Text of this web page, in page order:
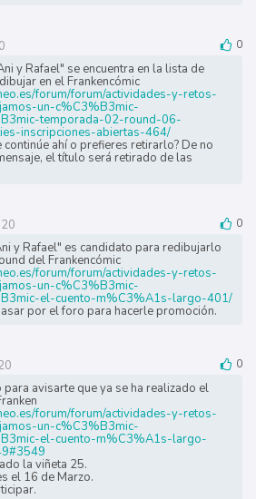
0
y Rafael" se encuentra en la lista de
en el Frankencómic
forum/forum/actividades-y-retos-
un-c%C3%B3mic-
temporada-02-round-06-
inscripciones-abiertas-464/
continúe ahí o prefieres retirarlo? De no
el título será retirado de las
0
y Rafael" es candidato para redibujarlo
del Frankencómic
forum/forum/actividades-y-retos-
un-c%C3%B3mic-
el-cuento-m%C3%A1s-largo-401/
por el foro para hacerle promoción.
0
avisarte que ya se ha realizado el
forum/forum/actividades-y-retos-
un-c%C3%B3mic-
el-cuento-m%C3%A1s-largo-
la viñeta 25.
el 16 de Marzo.